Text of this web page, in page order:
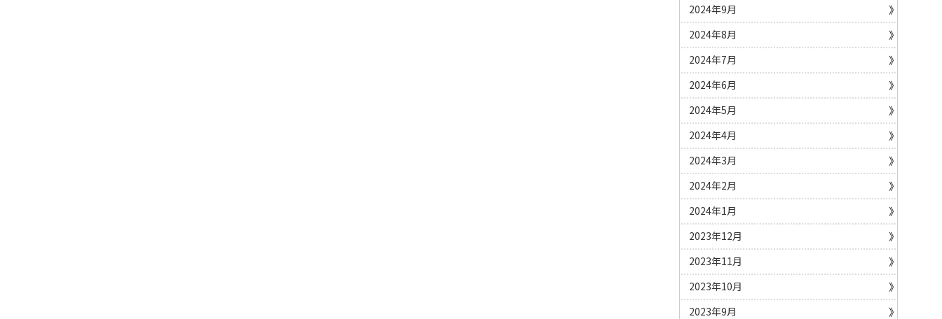
2024年9月
2024年8月
2024年7月
2024年6月
2024年5月
2024年4月
2024年3月
2024年2月
2024年1月
2023年12月
2023年11月
2023年10月
2023年9月